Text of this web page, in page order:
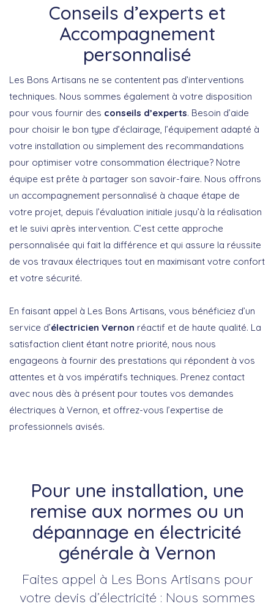
Conseils d’experts et
Accompagnement
personnalisé
Les Bons Artisans ne se contentent pas d’interventions
techniques. Nous sommes également à votre disposition
pour vous fournir des conseils d’experts. Besoin d’aide
pour choisir le bon type d’éclairage, l’équipement adapté à
votre installation ou simplement des recommandations
pour optimiser votre consommation électrique? Notre
équipe est prête à partager son savoir-faire. Nous offrons
un accompagnement personnalisé à chaque étape de
votre projet, depuis l’évaluation initiale jusqu’à la réalisation
et le suivi après intervention. C’est cette approche
personnalisée qui fait la différence et qui assure la réussite
de vos travaux électriques tout en maximisant votre confort
et votre sécurité.
En faisant appel à Les Bons Artisans, vous bénéficiez d’un
service d’électricien Vernon réactif et de haute qualité. La
satisfaction client étant notre priorité, nous nous
engageons à fournir des prestations qui répondent à vos
attentes et à vos impératifs techniques. Prenez contact
avec nous dès à présent pour toutes vos demandes
électriques à Vernon, et offrez-vous l’expertise de
professionnels avisés.
Pour une installation, une
remise aux normes ou un
dépannage en électricité
générale à Vernon
Faites appel à Les Bons Artisans pour
votre devis d’électricité : Nous sommes